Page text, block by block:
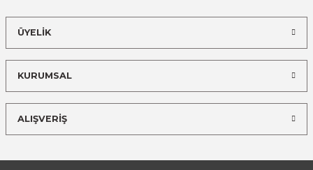
ÜYELİK
KURUMSAL
ALIŞVERİŞ